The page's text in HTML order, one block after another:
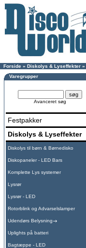
Forside » Diskolys & Lyseffekter »
Varegrupper
Avanceret søg
Festpakker
Diskolys & Lyseffekter
Diskolys til børn & Børnedisko
Diskopaneler - LED Bars
Komplette Lys systemer
Lysrør
Lysrør - LED
Rotorblink og Advarselslamper
Udendørs Belysning
Uplights på batteri
Bagtæppe - LED